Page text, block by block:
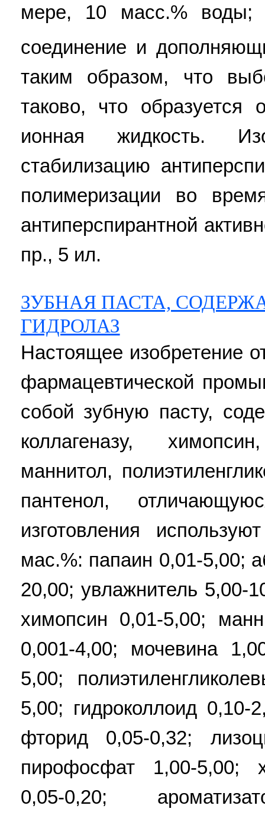
мере, 10 масс.% воды;
соединение и
таким образом, что
таково, что образуется
ионная жидкость.
стабилизацию
полимеризации во
антиперспирантной
пр., 5 ил.
ЗУБНАЯ ПАСТА,
ГИДРОЛАЗ
Настоящее изобретение
фармацевтической
собой зубную пасту,
коллагеназу,
маннитол,
пантенол,
изготовления
мас.%: папаин 0,01-5,00;
20,00; увлажнитель 5,00-
химопсин 0,01-5,00;
0,001-4,00; мочевина
5,00;
5,00; гидроколлоид
фторид 0,05-0,32;
пирофосфат 1,00-5,00;
0,05-0,20;